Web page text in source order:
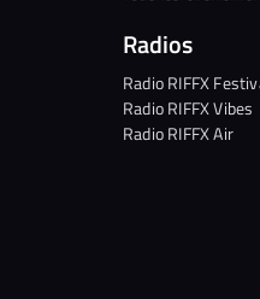
Radios
Radio RIFFX
Radio RIFFX Vibes
Radio RIFFX Air